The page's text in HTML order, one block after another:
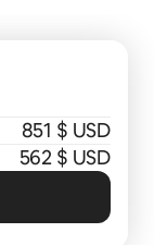
851 $ USD
562 $ USD